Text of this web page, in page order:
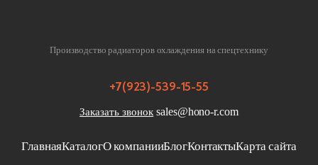
Производство радиаторов охлаждения на спецтехнику
ГлавнаяКаталогО компанииБлогКонтактыКарта сайта
+7(923)-539-15-55
Заказать звонок sales@hono-r.com